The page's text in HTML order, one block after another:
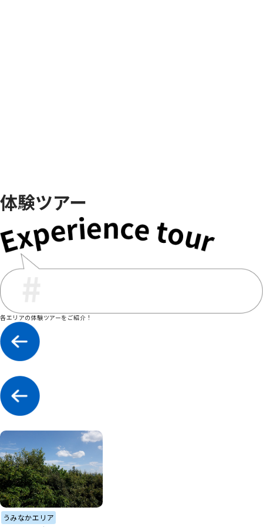
体験ツアー
各エリアの体験ツアーをご紹介！
うみなかエリア